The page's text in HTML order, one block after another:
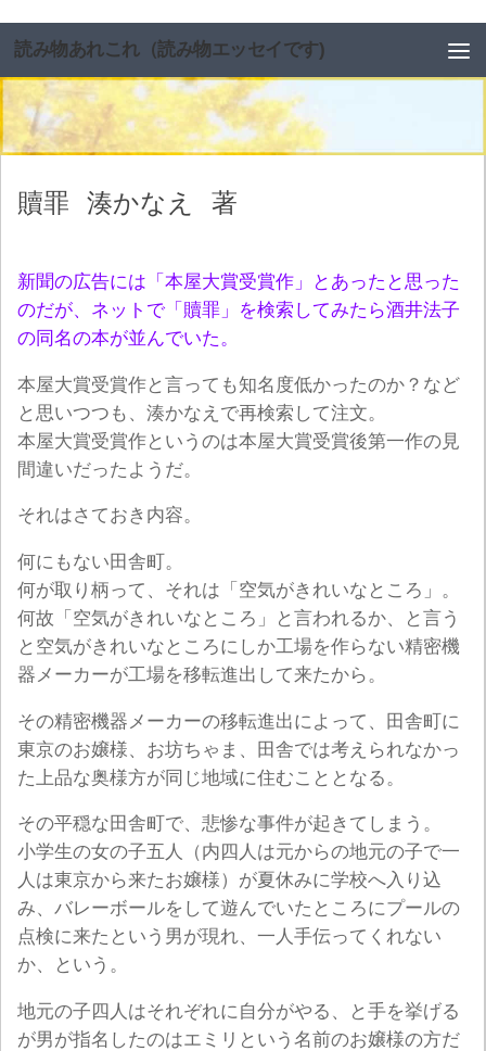
読み物あれこれ（読み物エッセイです)
贖罪 湊かなえ 著
新聞の広告には「本屋大賞受賞作」とあったと思った
のだが、ネットで「贖罪」を検索してみたら酒井法子
の同名の本が並んでいた。
本屋大賞受賞作と言っても知名度低かったのか？など
と思いつつも、湊かなえで再検索して注文。
本屋大賞受賞作というのは本屋大賞受賞後第一作の見
間違いだったようだ。
それはさておき内容。
何にもない田舎町。
何が取り柄って、それは「空気がきれいなところ」。
何故「空気がきれいなところ」と言われるか、と言う
と空気がきれいなところにしか工場を作らない精密機
器メーカーが工場を移転進出して来たから。
その精密機器メーカーの移転進出によって、田舎町に
東京のお嬢様、お坊ちゃま、田舎では考えられなかっ
た上品な奥様方が同じ地域に住むこととなる。
その平穏な田舎町で、悲惨な事件が起きてしまう。
小学生の女の子五人（内四人は元からの地元の子で一
人は東京から来たお嬢様）が夏休みに学校へ入り込
み、バレーボールをして遊んでいたところにプールの
点検に来たという男が現れ、一人手伝ってくれない
か、という。
地元の子四人はそれぞれに自分がやる、と手を挙げる
が男が指名したのはエミリという名前のお嬢様の方だ